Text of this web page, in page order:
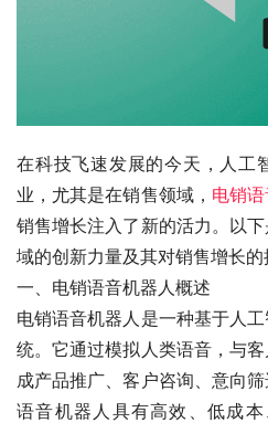
在科技飞速发展的今天，人工
业，尤其是在销售领域， 电销
销售增长注入了新的活力。以
域的创新力量及其对销售增长的
一、电销语音机器人概述
电销语音机器人是一种基于人
统。它通过模拟人类语音，与
成产品推广、客户咨询、意向
语音机器人具有高效、低成